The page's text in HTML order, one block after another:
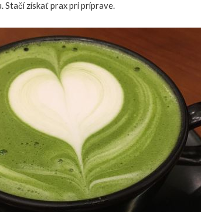
Stačí získať prax pri príprave.